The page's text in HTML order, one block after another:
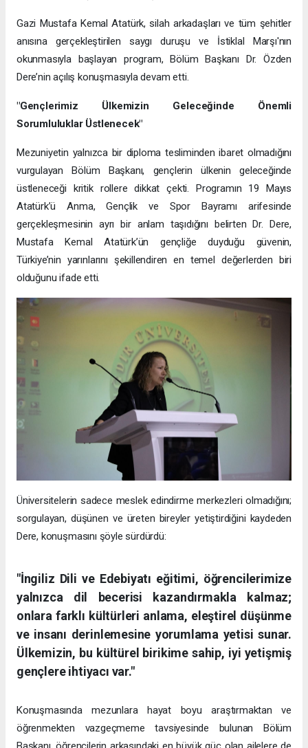
Gazi Mustafa Kemal Atatürk, silah arkadaşları ve tüm şehitler
anısına gerçekleştirilen saygı duruşu ve İstiklal Marşı'nın
okunmasıyla başlayan program, Bölüm Başkanı Dr. Özden
Dere’nin açılış konuşmasıyla devam etti.
"Gençlerimiz Ülkemizin Geleceğinde Önemli
Sorumluluklar Üstlenecek"
Mezuniyetin yalnızca bir diploma tesliminden ibaret olmadığını
vurgulayan Bölüm Başkanı, gençlerin ülkenin geleceğinde
üstleneceği kritik rollere dikkat çekti. Programın 19 Mayıs
Atatürk’ü Anma, Gençlik ve Spor Bayramı arifesinde
gerçekleşmesinin ayrı bir anlam taşıdığını belirten Dr. Dere,
Mustafa Kemal Atatürk’ün gençliğe duyduğu güvenin,
Türkiye’nin yarınlarını şekillendiren en temel değerlerden biri
olduğunu ifade etti.
Üniversitelerin sadece meslek edindirme merkezleri olmadığını;
sorgulayan, düşünen ve üreten bireyler yetiştirdiğini kaydeden
Dere, konuşmasını şöyle sürdürdü:
"İngiliz Dili ve Edebiyatı eğitimi, öğrencilerimize
yalnızca dil becerisi kazandırmakla kalmaz;
onlara farklı kültürleri anlama, eleştirel düşünme
ve insanı derinlemesine yorumlama yetisi sunar.
Ülkemizin, bu kültürel birikime sahip, iyi yetişmiş
gençlere ihtiyacı var."
Konuşmasında mezunlara hayat boyu araştırmaktan ve
öğrenmekten vazgeçmeme tavsiyesinde bulunan Bölüm